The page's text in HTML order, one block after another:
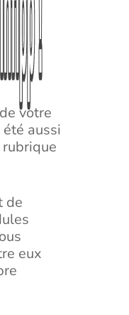
votre
aussi
de
eux